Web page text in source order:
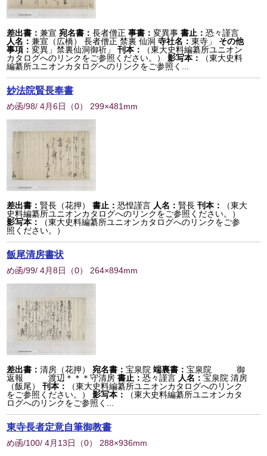
差出書：兼宣 宛名書：長者僧正 事書：変異事 書止：恐々謹言
人名：兼宣（広橋） 長者僧正 禁裏 仙洞 寺社名：東寺」
その他
事項：変異」禁裏仙洞御祈」 刊本：
（東大史料編纂所ユニオン
カタログへのリンクをご参照ください。）
影写本：
（東大史料
編纂所ユニオンカタログへのリンクをご参照く...
妙法院賢長奉書
め函/98/ 4月6日 （0） 299×481mm
差出書： 賢長（花押） 書止：恐惶謹言 人名： 賢長 刊本：
（東大
史料編纂所ユニオンカタログへのリンクをご参照ください。）
影写本：
（東大史料編纂所ユニオンカタログへのリンクをご参
照ください。）
飯尾清房書状
め函/99/ 4月8日 （0） 264×894mm
差出書：清房（花押） 宛名書：宝泉院 端裏書：宝泉院 御
返報 渡辺＊＊＊守清房 書止：恐々謹言 人名：宝泉院 清房
（飯尾）
刊本：
（東大史料編纂所ユニオンカタログへのリンク
をご参照ください。）
影写本：
（東大史料編纂所ユニオンカタ
ログへのリンクをご参照く...
東寺長者定意自筆御教書
め函/100/ 4月13日 （0） 288×936mm